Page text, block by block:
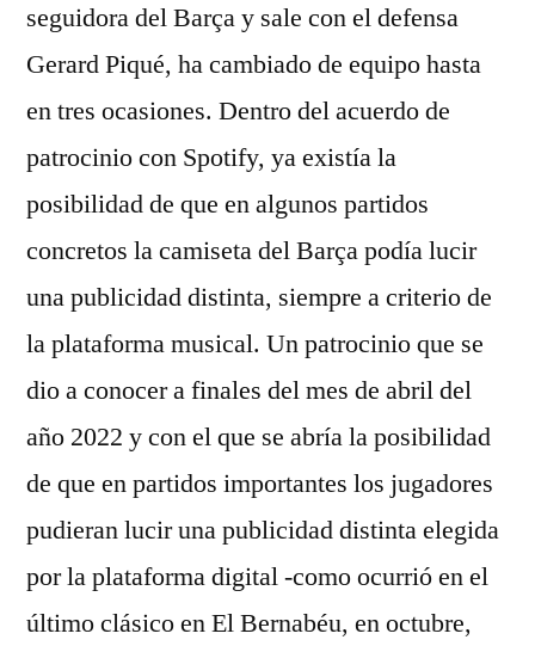
seguidora del Barça y sale con el defensa
Gerard Piqué, ha cambiado de equipo hasta
en tres ocasiones. Dentro del acuerdo de
patrocinio con Spotify, ya existía la
posibilidad de que en algunos partidos
concretos la camiseta del Barça podía lucir
una publicidad distinta, siempre a criterio de
la plataforma musical. Un patrocinio que se
dio a conocer a finales del mes de abril del
año 2022 y con el que se abría la posibilidad
de que en partidos importantes los jugadores
pudieran lucir una publicidad distinta elegida
por la plataforma digital -como ocurrió en el
último clásico en El Bernabéu, en octubre,